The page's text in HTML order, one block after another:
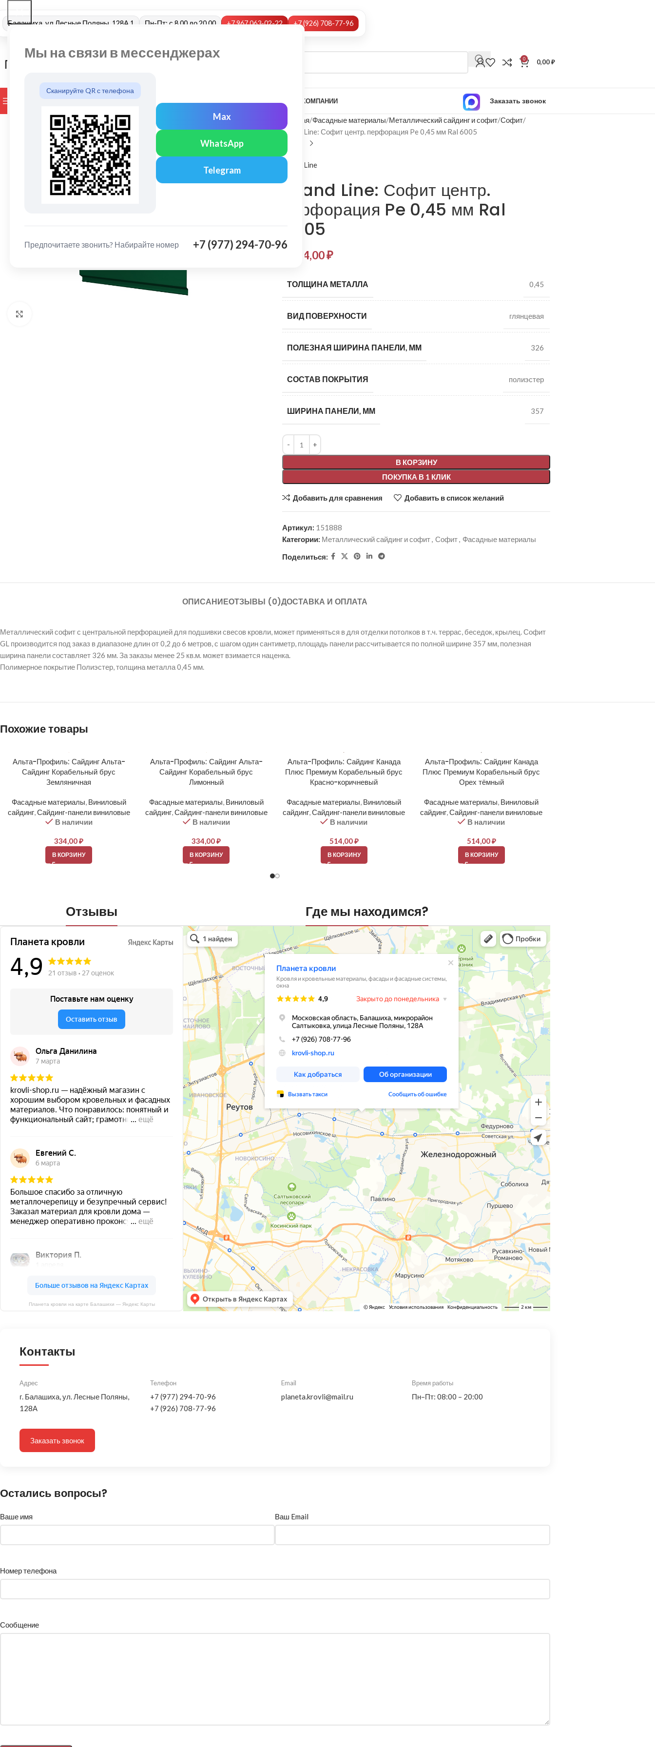
Мы на связи в мессенджерах
Сканируйте QR с телефона
Max
WhatsApp
Telegram
Предпочитаете звонить? Набирайте номер +7 (977) 294-70-96
Балашиха, ул Лесные Поляны, 128А 1 Пн-Пт: с 8.00 до 20.00 +7 967 063-02-22 +7 (926) 708-77-96
0 0,00₽
ПРОСМОТР КАТЕГОРИЙ БРЕНДЫ О КОМПАНИИ Заказать звонок
Главная Фасадные материалы Металлический сайдинг и софит Софит
Grand Line: Софит центр. перфорация Pe 0,45 мм Ral 6005
Grand Line
Grand Line: Софит центр.
перфорация Pe 0,45 мм Ral
6005
1 034,00₽
ТОЛЩИНА МЕТАЛЛА 0,45
ВИД ПОВЕРХНОСТИ глянцевая
ПОЛЕЗНАЯ ШИРИНА ПАНЕЛИ, ММ 326
СОСТАВ ПОКРЫТИЯ полиэстер
ШИРИНА ПАНЕЛИ, ММ 357
В КОРЗИНУ
ПОКУПКА В 1 КЛИК
Alternative:
Добавить для сравнения Добавить в список желаний
Артикул: 151888
Категории: Металлический сайдинг и софит, Софит, Фасадные материалы
Поделиться:
ОПИСАНИЕОТЗЫВЫ (0)ДОСТАВКА И ОПЛАТА
Металлический софит с центральной перфорацией для подшивки свесов кровли, может применяться в для отделки потолков в т.ч. террас, беседок, крылец. Софит
GL производится под заказ в диапазоне длин от 0,2 до 6 метров, с шагом один сантиметр, площадь панели рассчитывается по полной ширине 357 мм, полезная
ширина панели составляет 326 мм. За заказы менее 25 кв.м. может взимается наценка.
Полимерное покрытие Полиэстер, толщина металла 0,45 мм.
Похожие товары
Альта-Профиль: Сайдинг Альта-
Сайдинг Корабельный брус
Земляничная
Фасадные материалы, Виниловый
сайдинг,Сайдинг-панели виниловые
В наличии
334,00₽
В КОРЗИНУ
Альта-Профиль: Сайдинг Альта-
Сайдинг Корабельный брус
Лимонный
Фасадные материалы, Виниловый
сайдинг,Сайдинг-панели виниловые
В наличии
334,00₽
В КОРЗИНУ
Альта-Профиль: Сайдинг Канада
Плюс Премиум Корабельный брус
Красно-коричневый
Фасадные материалы, Виниловый
сайдинг,Сайдинг-панели виниловые
В наличии
514,00₽
В КОРЗИНУ
Альта-Профиль: Сайдинг Канада
Плюс Премиум Корабельный брус
Орех тёмный
Фасадные материалы, Виниловый
сайдинг,Сайдинг-панели виниловые
В наличии
514,00₽
В КОРЗИНУ
Отзывы
Планета кровли на карте Балашихи — Яндекс Карты
Где мы находимся?
Планета кровли
Кровля и кровельные материалы в Балашихе
Окна в Балашихе
Контакты
Адрес
г. Балашиха, ул. Лесные Поляны,
128А
Телефон
+7 (977) 294-70-96
+7 (926) 708-77-96
Email
planeta.krovli@mail.ru
Время работы
Пн–Пт: 08:00 – 20:00
Заказать звонок
Остались вопросы?
Ваше имя Ваш Email
Номер телефона
Сообщение